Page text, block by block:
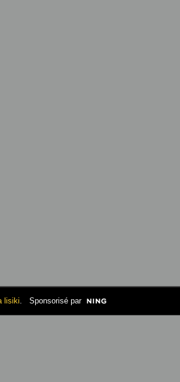
lisiki. Sponsorisé par